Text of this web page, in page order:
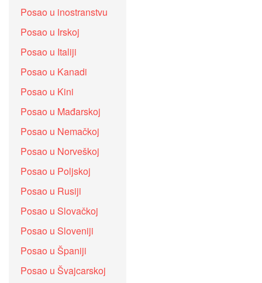
Posao u inostranstvu
Posao u Irskoj
Posao u Italiji
Posao u Kanadi
Posao u Kini
Posao u Mađarskoj
Posao u Nemačkoj
Posao u Norveškoj
Posao u Poljskoj
Posao u Rusiji
Posao u Slovačkoj
Posao u Sloveniji
Posao u Španiji
Posao u Švajcarskoj